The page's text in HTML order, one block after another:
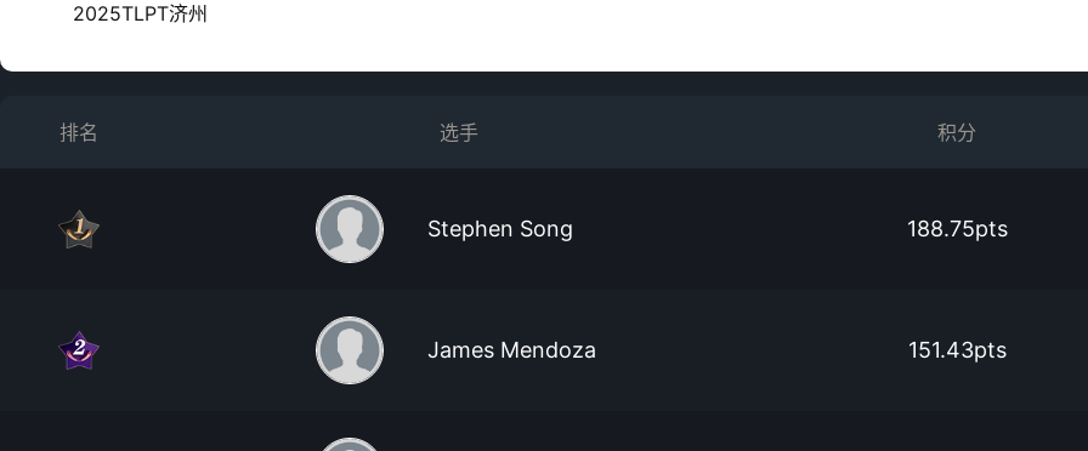
2025TLPT济州
排名 选手 积分
Stephen Song 188.75pts
James Mendoza 151.43pts